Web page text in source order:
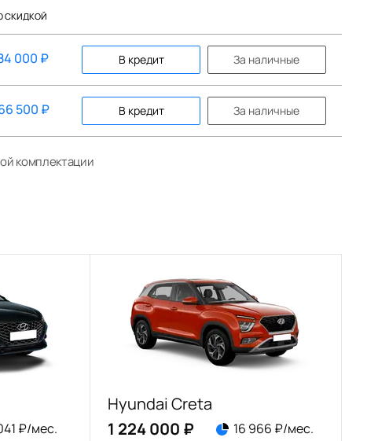
СКИДКОЙ
000 ₽ В кредит За наличные
500 ₽ В кредит За наличные
комплектации
₽/мес.
Hyundai Creta
1 224 000 ₽
16 966 ₽/мес.